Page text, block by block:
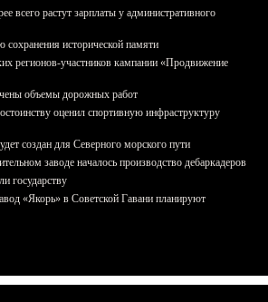
всего растут зарплаты у административного
исторической памяти
регионов-участников кампании «Продвижение
объемы дорожных работ
оценил спортивную инфраструктуру
создан для Северного морского пути
заводе началось производство дебаркадеров
государству
«Якорь» в Советской Гавани планируют